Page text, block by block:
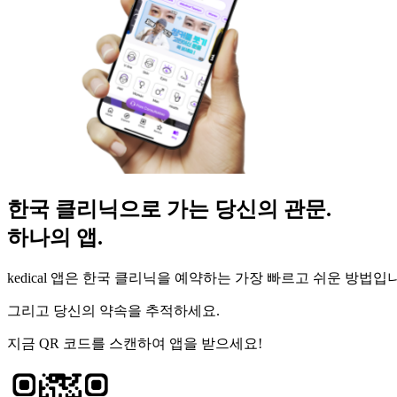
한국 클리닉으로 가는 당신의 관문.
하나의 앱.
kedical 앱은 한국 클리닉을 예약하는 가장 빠르고 쉬운 방법입
그리고 당신의 약속을 추적하세요.
지금 QR 코드를 스캔하여 앱을 받으세요!